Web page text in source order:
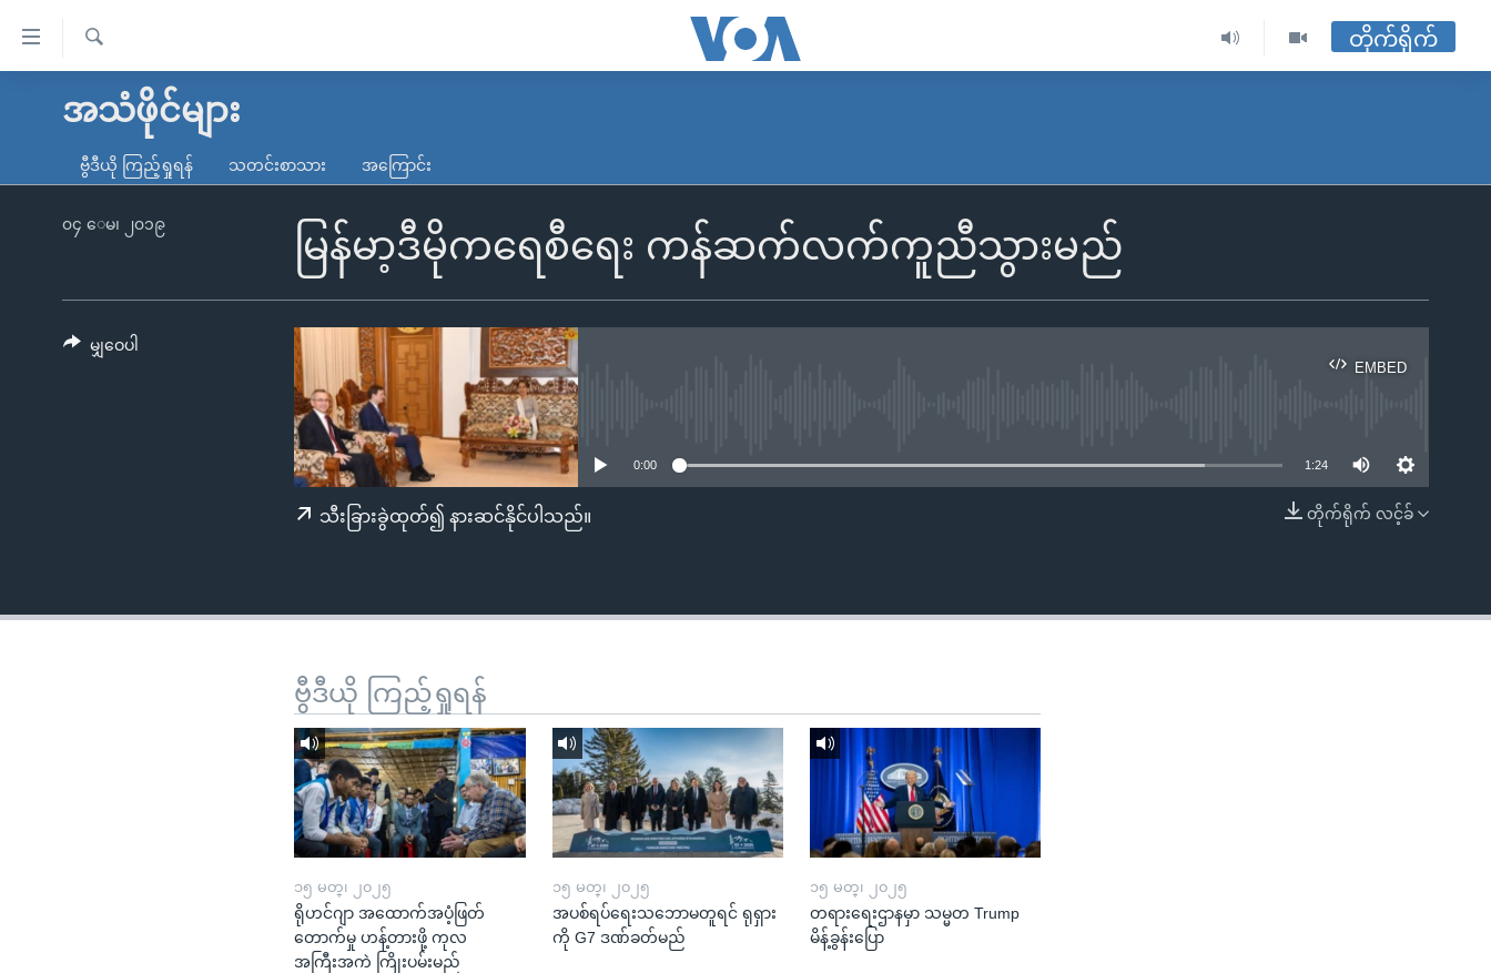
လွယ်ကူ
သည့်
ကျော်
မူလစာမျက်နှာ
ကမ္ဘာ့သတင်းများ
နိုင်ငံတကာ
တရုတ်
အစ္စရေး-ပါလက်စတိုင်း
ရပ်ဝန်းတခု လမ်းတခု အလွန်
အင်္ဂလိပ်စာလေ့လာမယ်
ရ
တိုက်ရိုက်
အသံဖိုင်များ
ဗွီဒီယို ကြည့်ရှုရန် သတင်းစာသား အကြောင်း
မြန်မာ့ဒီမိုကရေစီရေး ကန်ဆက်လက်ကူညီသွားမည်
၀၄ ေမ၊ ၂၀၁၉
EMBED
EMBED
0:00 1:24
တိုက်ရိုက် လင့်ခ်
သီးခြားခွဲထုတ်၍ နားဆင်နိုင်ပါသည်။
မျှဝေပါ
ဗွီဒီယို ကြည့်ရှုရန်
၁၅ မတ္၊ ၂၀၂၅
ရိုဟင်ဂျာ အထောက်အပံ့ဖြတ်
တောက်မှု ဟန့်တားဖို့ ကုလ
အကြီးအကဲ ကြိုးပမ်းမည်
၁၅ မတ္၊ ၂၀၂၅
အပစ်ရပ်ရေးသဘောမတူရင် ရုရှား
ကို G7 ဒဏ်ခတ်မည်
၁၅ မတ္၊ ၂၀၂၅
တရားရေးဌာနမှာ သမ္မတ Trump
မိန့်ခွန်းပြော